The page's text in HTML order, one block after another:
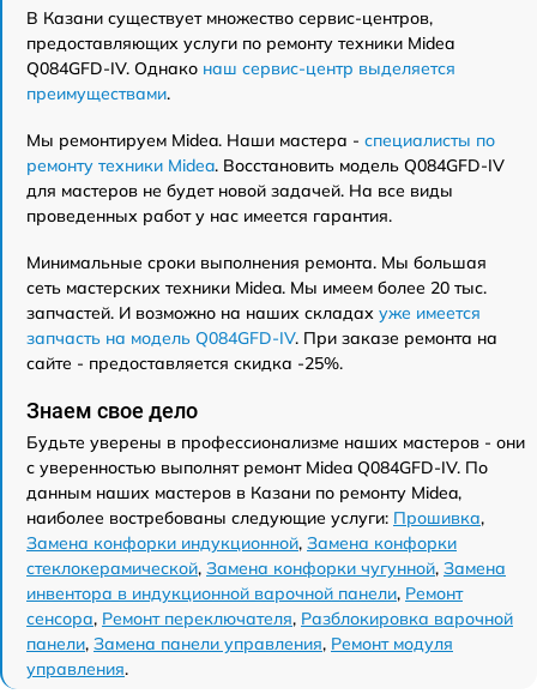
В Казани существует множество сервис-центров,
предоставляющих услуги по ремонту техники Midea
Q084GFD-IV. Однако наш сервис-центр выделяется
преимуществами.
Мы ремонтируем Midea. Наши мастера - специалисты по
ремонту техники Midea. Восстановить модель Q084GFD-IV
для мастеров не будет новой задачей. На все виды
проведенных работ у нас имеется гарантия.
Минимальные сроки выполнения ремонта. Мы большая
сеть мастерских техники Midea. Мы имеем более 20 тыс.
запчастей. И возможно на наших складах уже имеется
запчасть на модель Q084GFD-IV. При заказе ремонта на
сайте - предоставляется скидка -25%.
Знаем свое дело
Будьте уверены в профессионализме наших мастеров - они
с уверенностью выполнят ремонт Midea Q084GFD-IV. По
данным наших мастеров в Казани по ремонту Midea,
наиболее востребованы следующие услуги: Прошивка,
Замена конфорки индукционной, Замена конфорки
стеклокерамической, Замена конфорки чугунной, Замена
инвентора в индукционной варочной панели, Ремонт
сенсора, Ремонт переключателя, Разблокировка варочной
панели, Замена панели управления, Ремонт модуля
управления.